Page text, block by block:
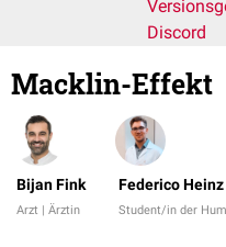
Discord
Macklin-Effekt
Bijan Fink
Arzt | Ärztin
Federico Heinz
Student/in der